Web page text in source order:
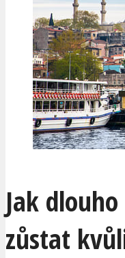
Jak
zůstat